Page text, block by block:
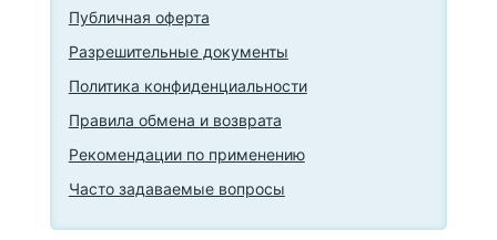
Публичная оферта
Разрешительные документы
Политика конфиденциальности
Правила обмена и возврата
Рекомендации по применению
Часто задаваемые вопросы